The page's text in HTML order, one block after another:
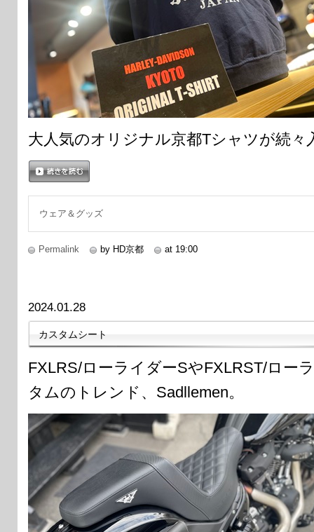
大人気のオリジナル京都Tシャツが続々
ウェア＆グッズ
Permalink by HD京都 at 19:00
2024.01.28
カスタムシート
FXLRS/ローライダーSやFXLRST/ロー
タムのトレンド、Sadllemen。